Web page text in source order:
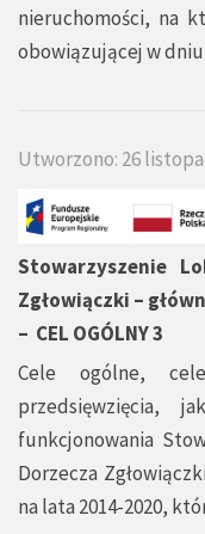
nieruchomości, na
obowiązującej w dniu
Utworzono: 26
Stowarzyszenie
Zgłowiączki –
– CEL OGÓLNY 3
Cele ogólne,
przedsięwzięcia,
funkcjonowania
Dorzecza
na lata 2014-2020,